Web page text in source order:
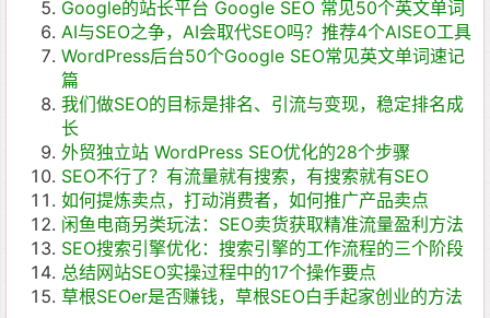
Google的站长平台 Google SEO 常见50个英文单词
AI与SEO之争，AI会取代SEO吗？推荐4个AISEO工具
WordPress后台50个Google SEO常见英文单词速记
篇
我们做SEO的目标是排名、引流与变现，稳定排名成
长
外贸独立站 WordPress SEO优化的28个步骤
SEO不行了？有流量就有搜索，有搜索就有SEO
如何提炼卖点，打动消费者，如何推广产品卖点
闲鱼电商另类玩法：SEO卖货获取精准流量盈利方法
SEO搜索引擎优化：搜索引擎的工作流程的三个阶段
总结网站SEO实操过程中的17个操作要点
草根SEOer是否赚钱，草根SEO白手起家创业的方法